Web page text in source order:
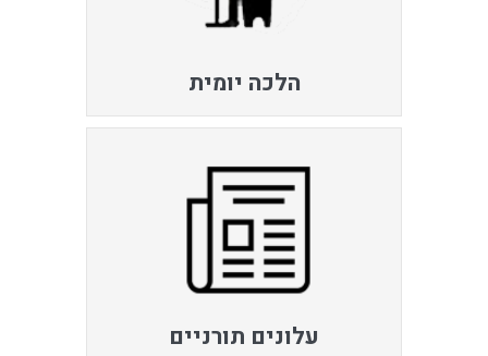
הלכה יומית
עלונים תורניים